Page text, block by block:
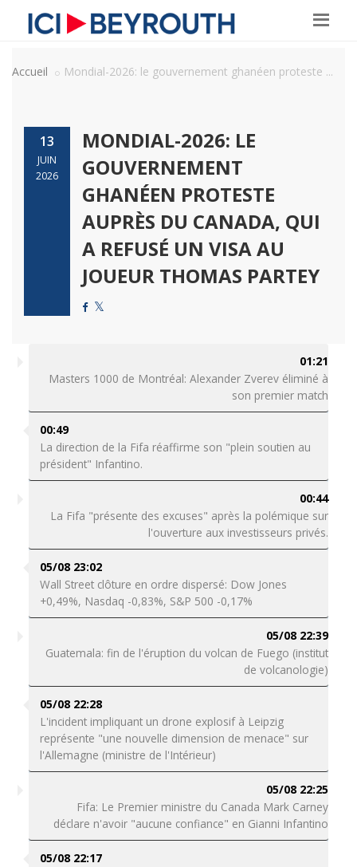
Accueil Mondial-2026: le gouvernement ghanéen proteste ...
13
JUIN
2026
MONDIAL-2026: LE
GOUVERNEMENT
GHANÉEN PROTESTE
AUPRÈS DU CANADA, QUI
A REFUSÉ UN VISA AU
JOUEUR THOMAS PARTEY
01:21
Masters 1000 de Montréal: Alexander Zverev éliminé à
son premier match
00:49
La direction de la Fifa réaffirme son "plein soutien au
président" Infantino.
00:44
La Fifa "présente des excuses" après la polémique sur
l'ouverture aux investisseurs privés.
05/08 23:02
Wall Street clôture en ordre dispersé: Dow Jones
+0,49%, Nasdaq -0,83%, S&P 500 -0,17%
05/08 22:39
Guatemala: fin de l'éruption du volcan de Fuego (institut
de volcanologie)
05/08 22:28
L'incident impliquant un drone explosif à Leipzig
représente "une nouvelle dimension de menace" sur
l'Allemagne (ministre de l'Intérieur)
05/08 22:25
Fifa: Le Premier ministre du Canada Mark Carney
déclare n'avoir "aucune confiance" en Gianni Infantino
05/08 22:17